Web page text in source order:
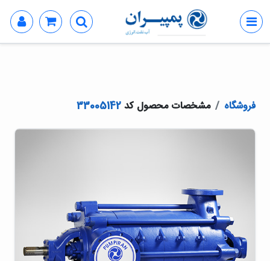
فروشگاه مشخصات محصول کد33005142